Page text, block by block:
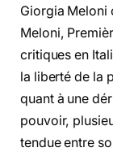
Giorgia Meloni
Meloni,
critiques en
la liberté de la
quant à une
pouvoir,
tendue entre